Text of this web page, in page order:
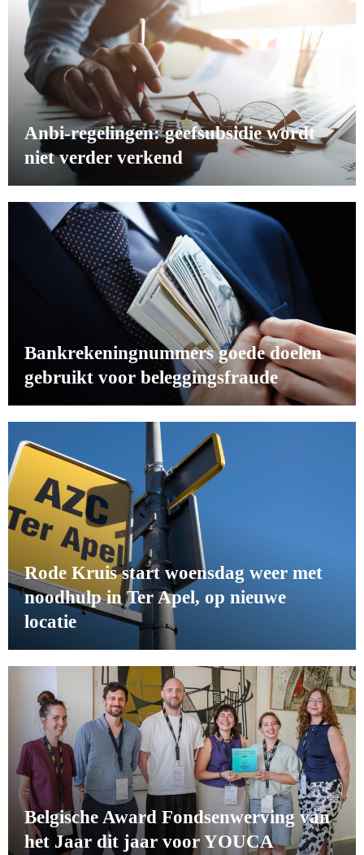
Anbi-regelingen: geefsubsidie wordt
niet verder verkend
Bankrekeningnummers goede doelen
gebruikt voor beleggingsfraude
Rode Kruis start woensdag weer met
noodhulp in Ter Apel, op nieuwe
locatie
Belgische Award Fondsenwerving van
het Jaar dit jaar voor YOUCA